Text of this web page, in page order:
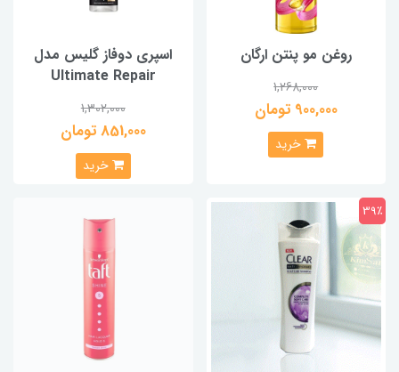
روغن مو پنتن ارگان
1,268,000
900,000 تومان
خرید
اسپری دوفاز گلیس مدل
Ultimate Repair
1,302,000
851,000 تومان
خرید
39٪